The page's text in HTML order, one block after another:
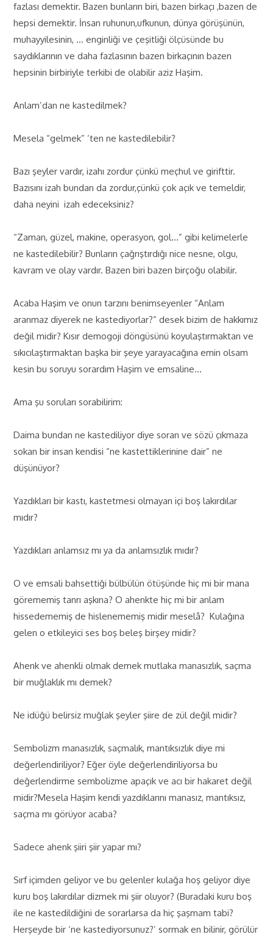
fazlası demektir. Bazen bunların biri, bazen birkaçı ,bazen de
hepsi demektir. İnsan ruhunun,ufkunun, dünya görüşünün,
muhayyilesinin, … enginliği ve çeşitliği ölçüsünde bu
saydıklarının ve daha fazlasının bazen birkaçının bazen
hepsinin birbiriyle terkibi de olabilir aziz Haşim.
Anlam’dan ne kastedilmek?
Mesela “gelmek” ‘ten ne kastedilebilir?
Bazı şeyler vardır, izahı zordur çünkü meçhul ve girifttir.
Bazısını izah bundan da zordur,çünkü çok açık ve temeldir,
daha neyini izah edeceksiniz?
“Zaman, güzel, makine, operasyon, gol…” gibi kelimelerle
ne kastedilebilir? Bunların çağrıştırdığı nice nesne, olgu,
kavram ve olay vardır. Bazen biri bazen birçoğu olabilir.
Acaba Haşim ve onun tarzını benimseyenler “Anlam
aranmaz diyerek ne kastediyorlar?” desek bizim de hakkımız
değil midir? Kısır demogoji döngüsünü koyulaştırmaktan ve
sıkıcılaştırmaktan başka bir şeye yarayacağına emin olsam
kesin bu soruyu sorardım Haşim ve emsaline…
Ama şu soruları sorabilirim:
Daima bundan ne kastediliyor diye soran ve sözü çıkmaza
sokan bir insan kendisi “ne kastettiklerinine dair” ne
düşünüyor?
Yazdıkları bir kastı, kastetmesi olmayan içi boş lakırdılar
mıdır?
Yazdıkları anlamsız mı ya da anlamsızlık mıdır?
O ve emsali bahsettiği bülbülün ötüşünde hiç mi bir mana
görememiş tanrı aşkına? O ahenkte hiç mi bir anlam
hissedememiş de hislenememiş midir meselâ? Kulağına
gelen o etkileyici ses boş beleş birşey midir?
Ahenk ve ahenkli olmak demek mutlaka manasızlık, saçma
bir muğlaklık mı demek?
Ne idüğü belirsiz muğlak şeyler şiire de zül değil midir?
Sembolizm manasızlık, saçmalık, mantıksızlık diye mi
değerlendiriliyor? Eğer öyle değerlendiriliyorsa bu
değerlendirme sembolizme apaçık ve acı bir hakaret değil
midir?Mesela Haşim kendi yazdıklarını manasız, mantıksız,
saçma mı görüyor acaba?
Sadece ahenk şiiri şiir yapar mı?
Sırf içimden geliyor ve bu gelenler kulağa hoş geliyor diye
kuru boş lakırdılar dizmek mi şiir oluyor? (Buradaki kuru boş
ile ne kastedildiğini de sorarlarsa da hiç şaşmam tabi?
Herşeyde bir ‘ne kastediyorsunuz?’ sormak en bilinir, görülür